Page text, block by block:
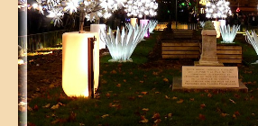
voyage en liberté
voyages-camping-car
Partenaires